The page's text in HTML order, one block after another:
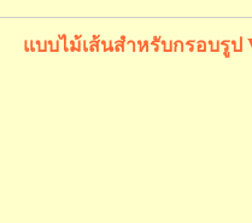
แบบไม้เส้นสำหรับกรอบรูป